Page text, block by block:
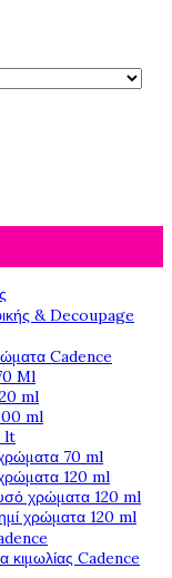
& Decoupage
Cadence
Ml
ml
ml
lt
χρώματα 70 ml
χρώματα 120 ml
χρώματα 120 ml
χρώματα 120 ml
Cadence